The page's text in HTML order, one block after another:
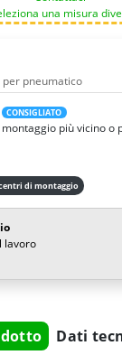
una misura
per pneumatico
CONSIGLIATO
più vicino o
di montaggio
lavoro
Dati